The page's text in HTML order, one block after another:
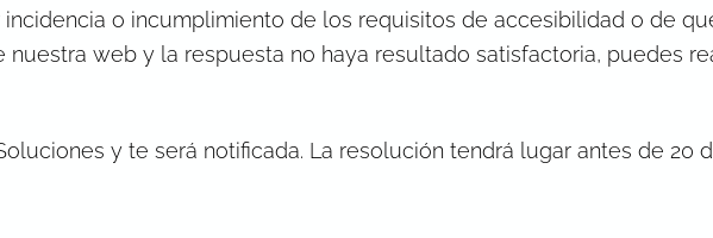
o incumplimiento de los requisitos de accesibilidad o de
web y la respuesta no haya resultado satisfactoria, puedes
y te será notificada. La resolución tendrá lugar antes de 20